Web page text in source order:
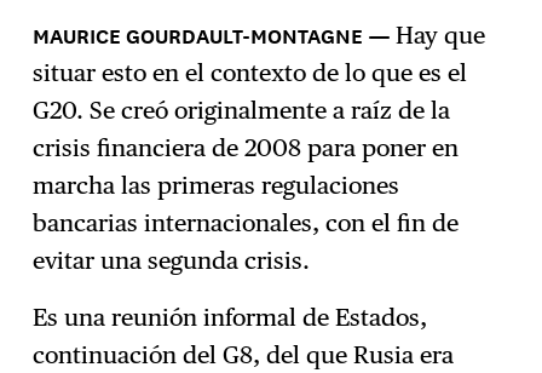
Hay que
situar esto en el contexto de lo que es el
G20. Se creó originalmente a raíz de la
crisis financiera de 2008 para poner en
marcha las primeras regulaciones
bancarias internacionales, con el fin de
evitar una segunda crisis.
Es una reunión informal de Estados,
continuación del G8, del que Rusia era